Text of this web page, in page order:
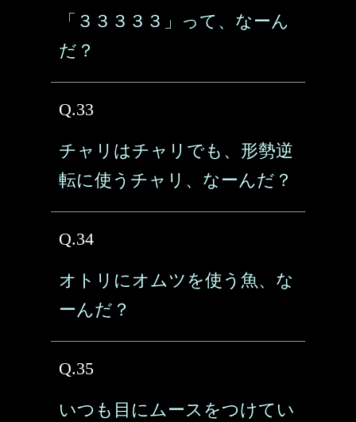
「３３３３３」って、なーん
だ？
Q.33
チャリはチャリでも、形勢逆
転に使うチャリ、なーんだ？
Q.34
オトリにオムツを使う魚、な
ーんだ？
Q.35
いつも目にムースをつけてい